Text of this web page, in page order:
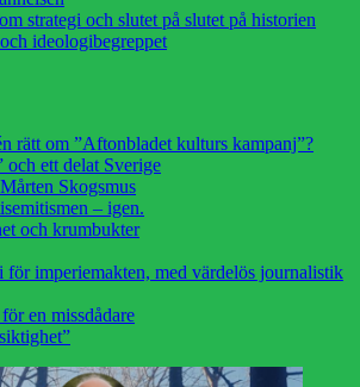
strategi och slutet på slutet på historien
ideologibegreppet
rätt om ”Aftonbladet kulturs kampanj”?
och ett delat Sverige
Skogsmus
– igen.
och krumbukter
imperiemakten, med värdelös journalistik
en missdådare